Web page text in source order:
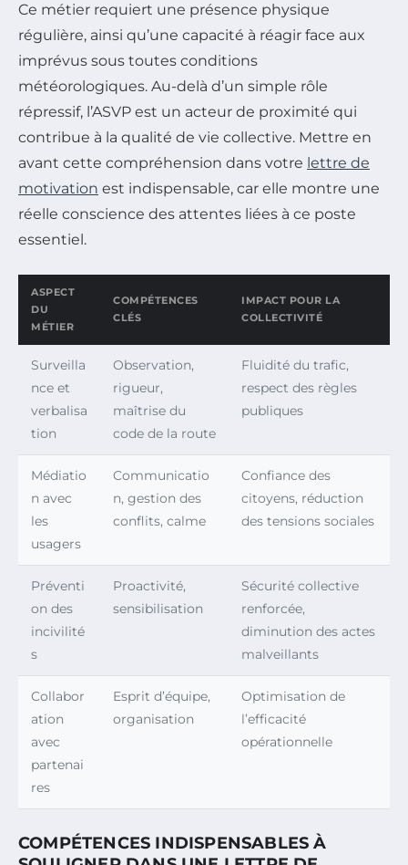
Ce métier requiert une présence physique
régulière, ainsi qu’une capacité à réagir face aux
imprévus sous toutes conditions
météorologiques. Au-delà d’un simple rôle
répressif, l’ASVP est un acteur de proximité qui
contribue à la qualité de vie collective. Mettre en
avant cette compréhension dans votre lettre de
motivation est indispensable, car elle montre une
réelle conscience des attentes liées à ce poste
essentiel.
ASPECT
DU
MÉTIER
COMPÉTENCES
CLÉS
IMPACT POUR LA
COLLECTIVITÉ
Surveilla
nce et
verbalisa
tion
Observation,
rigueur,
maîtrise du
code de la route
Fluidité du trafic,
respect des règles
publiques
Médiatio
n avec
les
usagers
Communicatio
n, gestion des
conflits, calme
Confiance des
citoyens, réduction
des tensions sociales
Préventi
on des
incivilité
s
Proactivité,
sensibilisation
Sécurité collective
renforcée,
diminution des actes
malveillants
Collabor
ation
avec
partenai
res
Esprit d’équipe,
organisation
Optimisation de
l’efficacité
opérationnelle
COMPÉTENCES INDISPENSABLES À